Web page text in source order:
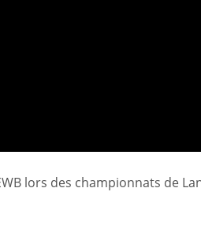
lors des championnats de